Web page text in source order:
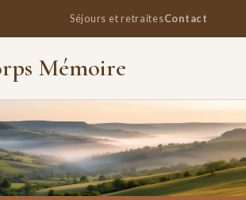
Séjours et retraitesContact
Mémoire